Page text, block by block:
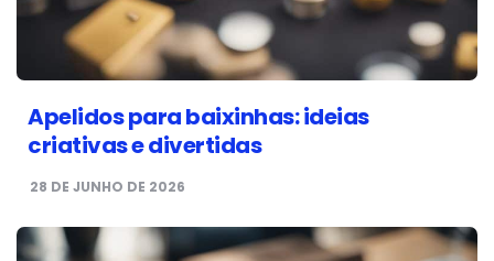
Apelidos para baixinhas: ideias
criativas e divertidas
28 DE JUNHO DE 2026